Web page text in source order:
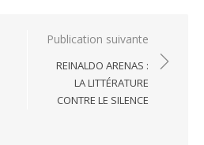
Publication suivante
REINALDO ARENAS :
LA LITTÉRATURE
CONTRE LE SILENCE